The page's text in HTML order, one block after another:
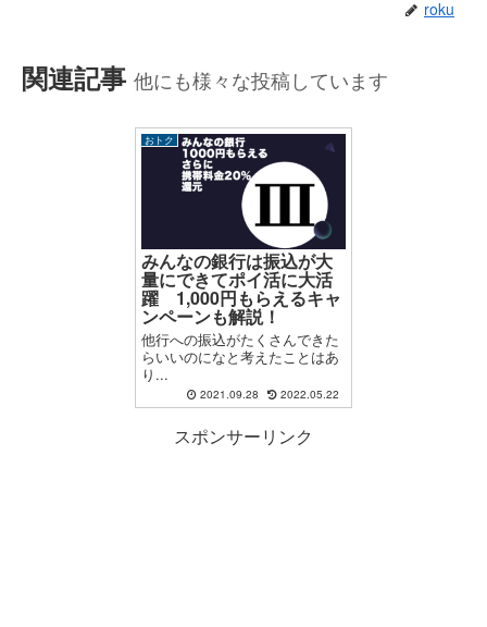
roku
関連記事 他にも様々な投稿しています
おトク
みんなの銀行は振込が大
量にできてポイ活に大活
躍 1,000円もらえるキャ
ンペーンも解説！
他行への振込がたくさんできた
らいいのになと考えたことはあ
り...
2021.09.28 2022.05.22
スポンサーリンク